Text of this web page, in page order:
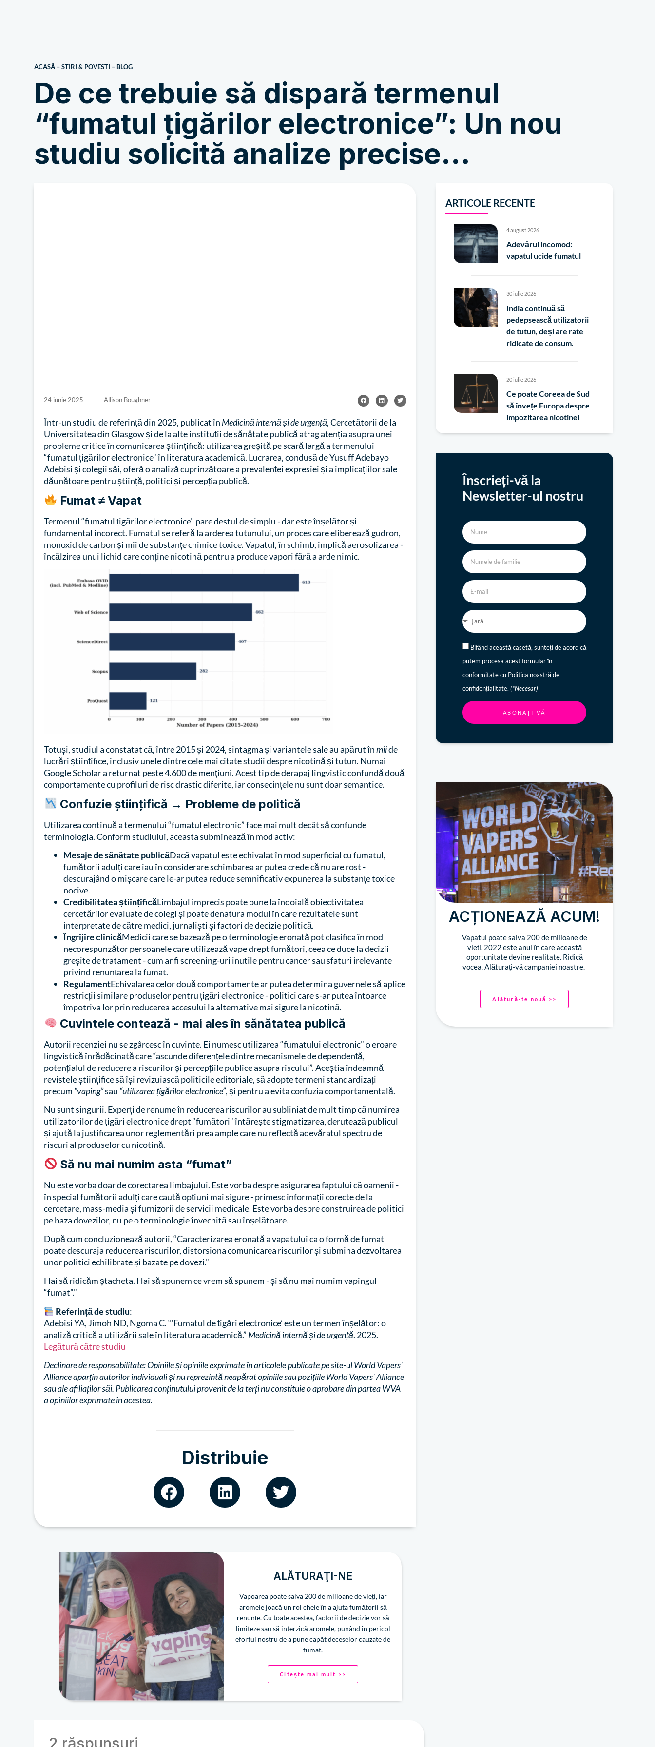
ACASĂ –STIRI & POVESTI – BLOG
De ce trebuie să dispară termenul
“fumatul țigărilor electronice”: Un nou
studiu solicită analize precise...
24 iunie 2025 Allison Boughner
Într-un studiu de referință din 2025, publicat în Medicină internă și de urgență, Cercetătorii de la
Universitatea din Glasgow și de la alte instituții de sănătate publică atrag atenția asupra unei
probleme critice în comunicarea științifică: utilizarea greșită pe scară largă a termenului
“fumatul țigărilor electronice” în literatura academică. Lucrarea, condusă de Yusuff Adebayo
Adebisi și colegii săi, oferă o analiză cuprinzătoare a prevalenței expresiei și a implicațiilor sale
dăunătoare pentru știință, politici și percepția publică.
Fumat ≠ Vapat
Termenul “fumatul țigărilor electronice” pare destul de simplu - dar este înșelător și
fundamental incorect. Fumatul se referă la arderea tutunului, un proces care eliberează gudron,
monoxid de carbon și mii de substanțe chimice toxice. Vapatul, în schimb, implică aerosolizarea -
încălzirea unui lichid care conține nicotină pentru a produce vapori fără a arde nimic.
Totuși, studiul a constatat că, între 2015 și 2024, sintagma și variantele sale au apărut înmiide
lucrări științifice, inclusiv unele dintre cele mai citate studii despre nicotină și tutun. Numai
Google Scholar a returnat peste 4.600 de mențiuni. Acest tip de derapaj lingvistic confundă două
comportamente cu profiluri de risc drastic diferite, iar consecințele nu sunt doar semantice.
Confuzie științifică → Probleme de politică
Utilizarea continuă a termenului “fumatul electronic” face mai mult decât să confunde
terminologia. Conform studiului, aceasta subminează în mod activ:
Mesaje de sănătate publicăDacă vapatul este echivalat în mod superficial cu fumatul,
fumătorii adulți care iau în considerare schimbarea ar putea crede că nu are rost -
descurajând o mișcare care le-ar putea reduce semnificativ expunerea la substanțe toxice
nocive.
Credibilitatea științificăLimbajul imprecis poate pune la îndoială obiectivitatea
cercetărilor evaluate de colegi și poate denatura modul în care rezultatele sunt
interpretate de către medici, jurnaliști și factori de decizie politică.
Îngrijire clinicăMedicii care se bazează pe o terminologie eronată pot clasifica în mod
necorespunzător persoanele care utilizează vape drept fumători, ceea ce duce la decizii
greșite de tratament - cum ar fi screening-uri inutile pentru cancer sau sfaturi irelevante
privind renunțarea la fumat.
RegulamentEchivalarea celor două comportamente ar putea determina guvernele să aplice
restricții similare produselor pentru țigări electronice - politici care s-ar putea întoarce
împotriva lor prin reducerea accesului la alternative mai sigure la nicotină.
Cuvintele contează - mai ales în sănătatea publică
Autorii recenziei nu se zgârcesc în cuvinte. Ei numesc utilizarea “fumatului electronic” o eroare
lingvistică înrădăcinată care “ascunde diferențele dintre mecanismele de dependență,
potențialul de reducere a riscurilor și percepțiile publice asupra riscului”. Aceștia îndeamnă
revistele științifice să își revizuiască politicile editoriale, să adopte termeni standardizați
precum “vaping”sau “utilizarea țigărilor electronice”, și pentru a evita confuzia comportamentală.
Nu sunt singurii. Experți de renume în reducerea riscurilor au subliniat de mult timp că numirea
utilizatorilor de țigări electronice drept “fumători” întărește stigmatizarea, derutează publicul
și ajută la justificarea unor reglementări prea ample care nu reflectă adevăratul spectru de
riscuri al produselor cu nicotină.
Să nu mai numim asta “fumat”
Nu este vorba doar de corectarea limbajului. Este vorba despre asigurarea faptului că oamenii -
în special fumătorii adulți care caută opțiuni mai sigure - primesc informații corecte de la
cercetare, mass-media și furnizorii de servicii medicale. Este vorba despre construirea de politici
pe baza dovezilor, nu pe o terminologie învechită sau înșelătoare.
După cum concluzionează autorii, “Caracterizarea eronată a vapatului ca o formă de fumat
poate descuraja reducerea riscurilor, distorsiona comunicarea riscurilor și submina dezvoltarea
unor politici echilibrate și bazate pe dovezi.”
Hai să ridicăm ștacheta. Hai să spunem ce vrem să spunem - și să nu mai numim vapingul
“fumat”.”
Referință de studiu:
Adebisi YA, Jimoh ND, Ngoma C. “‘Fumatul de țigări electronice’ este un termen înșelător: o
analiză critică a utilizării sale în literatura academică.” Medicină internă și de urgență. 2025.
Legătură către studiu
Declinare de responsabilitate: Opiniile și opiniile exprimate în articolele publicate pe site-ul World Vapers'
Alliance aparțin autorilor individuali și nu reprezintă neapărat opiniile sau pozițiile World Vapers' Alliance
sau ale afiliaților săi. Publicarea conținutului provenit de la terți nu constituie o aprobare din partea WVA
a opiniilor exprimate în acestea.
Distribuie
ARTICOLE RECENTE
4 august 2026
Adevărul incomod:
vapatul ucide fumatul
30 iulie 2026
India continuă să
pedepsească utilizatorii
de tutun, deși are rate
ridicate de consum.
20 iulie 2026
Ce poate Coreea de Sud
să învețe Europa despre
impozitarea nicotinei
Înscrieți-vă la
Newsletter-ul nostru
Bifând această casetă, sunteți de acord că
putem procesa acest formular în
conformitate cu Politica noastră de
confidențialitate. (*Necesar)
ABONAȚI-VĂ
ACȚIONEAZĂ ACUM!
Vapatul poate salva 200 de milioane de
vieți. 2022 este anul în care această
oportunitate devine realitate. Ridică
vocea. Alăturați-vă campaniei noastre.
Alătură-te nouă >>
ALĂTURAŢI-NE
Vapoarea poate salva 200 de milioane de vieți, iar
aromele joacă un rol cheie în a ajuta fumătorii să
renunțe. Cu toate acestea, factorii de decizie vor să
limiteze sau să interzică aromele, punând în pericol
efortul nostru de a pune capăt deceselor cauzate de
fumat.
Citește mai mult >>
2 răspunsuri